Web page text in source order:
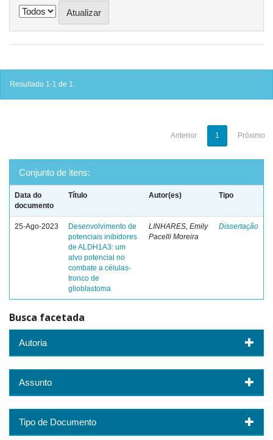
Resultado 1-1 de 1.
Anterior 1 Próximo
Conjunto de itens:
Data do
documento
Título Autor(es) Tipo
25-Ago-2023
Desenvolvimento de
potenciais inibidores
de ALDH1A3: um
alvo potencial no
combate a células-
tronco de
glioblastoma
LINHARES, Emily
Pacelli Moreira
Dissertação
Busca facetada
Autoria
Assunto
Tipo de Documento